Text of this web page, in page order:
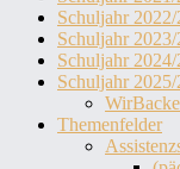
Schuljahr
Schuljahr
Schuljahr
Schuljahr
Themenfelder